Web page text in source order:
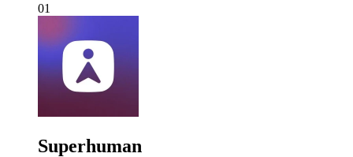
01
Superhuman